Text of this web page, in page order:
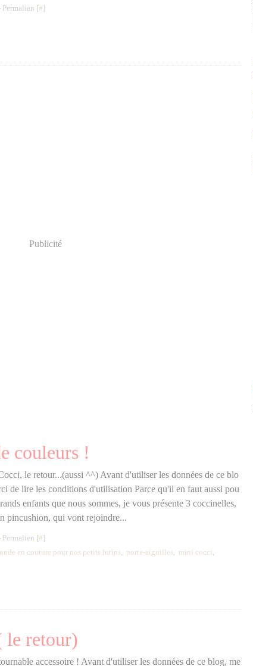
Permalien [#]
Publicité
couleurs !
le retour...(aussi ^^) Avant d'utiliser les données de ce blo
de lire les conditions d'utilisation Parce qu'il en faut aussi pou
enfants que nous sommes, je vous présente 3 coccinelles,
pincushion, qui vont rejoindre...
Permalien [#]
en couture pour nos petits lutins, porte-aiguilles, mini cocci,
le retour)
accessoire ! Avant d'utiliser les données de ce blog, me